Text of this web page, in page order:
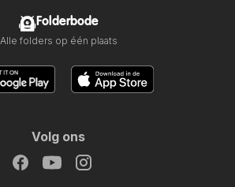
Folderbode
Alle folders op één plaats
Volg ons